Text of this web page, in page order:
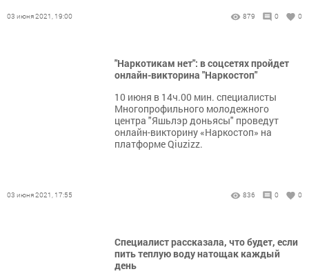
03 июня 2021, 19:00 879 0 0
"Наркотикам нет": в соцсетях пройдет
онлайн-викторина "Наркостоп"
10 июня в 14ч.00 мин. специалисты
Многопрофильного молодежного
центра "Яшьлэр доньясы" проведут
онлайн-викторину «Наркостоп» на
платформе Qiuzizz.
03 июня 2021, 17:55 836 0 0
Специалист рассказала, что будет, если
пить теплую воду натощак каждый
день